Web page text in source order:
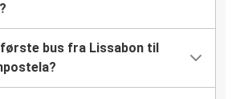
bus fra Lissabon til